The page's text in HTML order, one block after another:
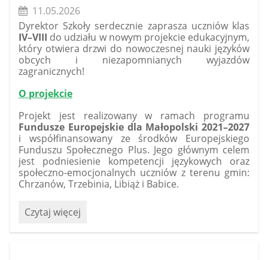
11.05.2026
Dyrektor Szkoły serdecznie zaprasza uczniów klas
IV–VIII do udziału w nowym projekcie edukacyjnym,
który otwiera drzwi do nowoczesnej nauki języków
obcych i niezapomnianych wyjazdów
zagranicznych!
O projekcie
Projekt jest realizowany w ramach programu
Fundusze Europejskie dla Małopolski 2021–2027
i współfinansowany ze środków Europejskiego
Funduszu Społecznego Plus. Jego głównym celem
jest podniesienie kompetencji językowych oraz
społeczno-emocjonalnych uczniów z terenu gmin:
Chrzanów, Trzebinia, Libiąż i Babice.
Rekrutacja
projektu:
Czytaj więcej